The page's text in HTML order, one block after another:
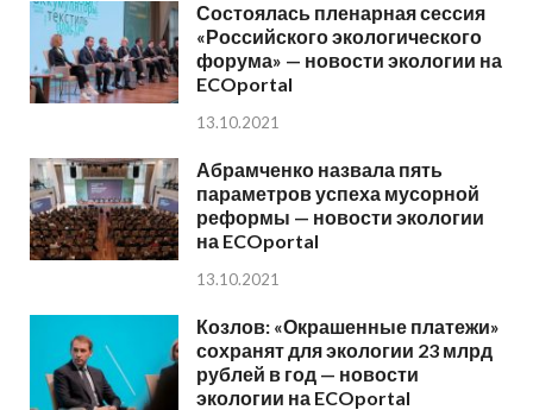
Состоялась пленарная сессия
«Российского экологического
форума» — новости экологии на
ECOportal
13.10.2021
Абрамченко назвала пять
параметров успеха мусорной
реформы — новости экологии
на ECOportal
13.10.2021
Козлов: «Окрашенные платежи»
сохранят для экологии 23 млрд
рублей в год — новости
экологии на ECOportal